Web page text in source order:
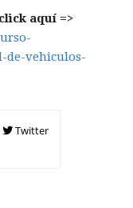
aquí =>
vehiculos-
Twitter